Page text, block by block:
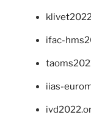
ifac-
iias-